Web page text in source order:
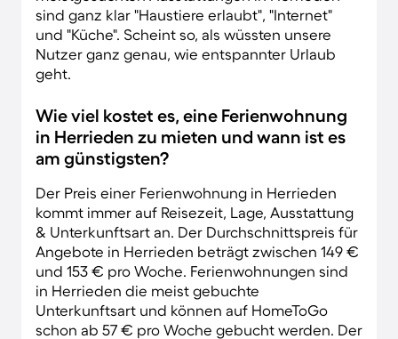
sind ganz klar "Haustiere erlaubt", "Internet"
und "Küche". Scheint so, als wüssten unsere
Nutzer ganz genau, wie entspannter Urlaub
geht.
Wie viel kostet es, eine Ferienwohnung
in Herrieden zu mieten und wann ist es
am günstigsten?
Der Preis einer Ferienwohnung in Herrieden
kommt immer auf Reisezeit, Lage, Ausstattung
& Unterkunftsart an. Der Durchschnittspreis für
Angebote in Herrieden beträgt zwischen 149 €
und 153 € pro Woche. Ferienwohnungen sind
in Herrieden die meist gebuchte
Unterkunftsart und können auf HomeToGo
schon ab 57 € pro Woche gebucht werden. Der